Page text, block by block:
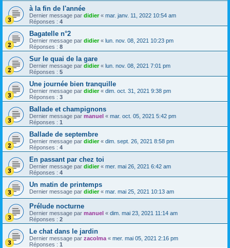
à la fin de l'année
Dernier message par didier« mar. janv. 11, 2022 10:54 am
Réponses : 4
Bagatelle n°2
Dernier message par didier« lun. nov. 08, 2021 10:23 pm
Réponses : 8
Sur le quai de la gare
Dernier message par didier« lun. nov. 08, 2021 7:01 pm
Réponses : 5
Une journée bien tranquille
Dernier message par didier« dim. oct. 31, 2021 9:38 pm
Réponses : 3
Ballade et champignons
Dernier message par manuel « mar. oct. 05, 2021 5:42 pm
Réponses : 1
Ballade de septembre
Dernier message par didier« dim. sept. 26, 2021 8:58 pm
Réponses : 4
En passant par chez toi
Dernier message par didier« mer. mai 26, 2021 6:42 am
Réponses : 4
Un matin de printemps
Dernier message par didier« mar. mai 25, 2021 10:13 am
Prélude nocturne
Dernier message par manuel « dim. mai 23, 2021 11:14 am
Réponses : 2
Le chat dans le jardin
Dernier message par zacolma « mer. mai 05, 2021 2:16 pm
Réponses : 1